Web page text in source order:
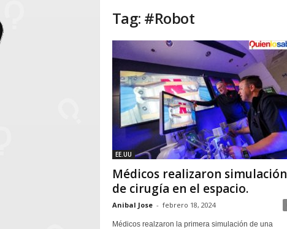
Tag: #Robot
EE.UU
Médicos realizaron simulación
de cirugía en el espacio.
Anibal Jose - febrero 18, 2024
Médicos realzaron la primera simulación de una